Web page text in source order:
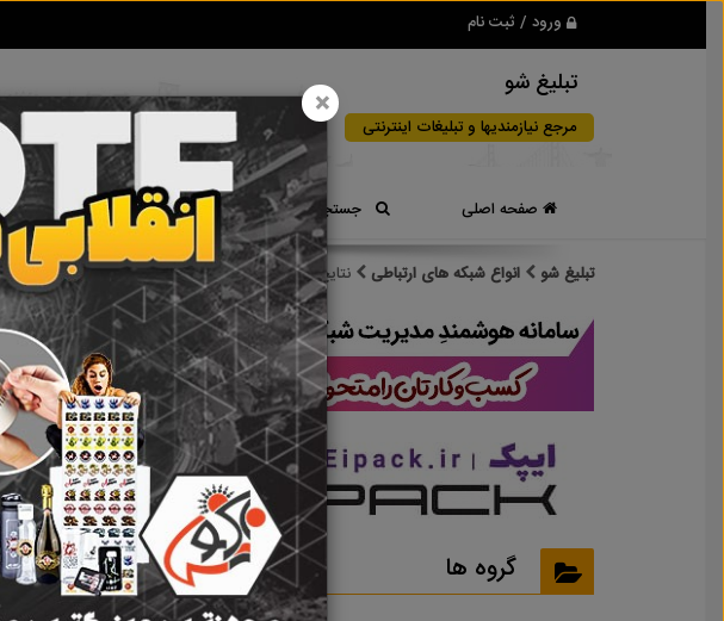
ورود / ثبت نام
تبلیغ شو
مرجع نیازمندیها و تبلیغات اینترنتی
صفحه اصلی جستجوی سریع تعرفه آگهی ها
تبلیغ شو انواع شبکه های ارتباطی نتایج جستجو برای برچسبانواع شبکه های ارتباطی
نتایج جستجو برای گروه ها
×